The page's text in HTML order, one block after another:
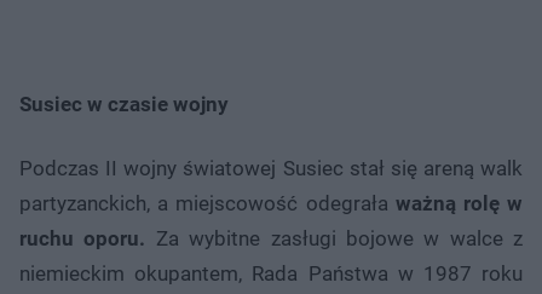
Susiec w czasie wojny
Podczas II wojny światowej Susiec stał się areną walk
partyzanckich, a miejscowość odegrała ważną rolę w
ruchu oporu. Za wybitne zasługi bojowe w walce z
niemieckim okupantem, Rada Państwa w 1987 roku